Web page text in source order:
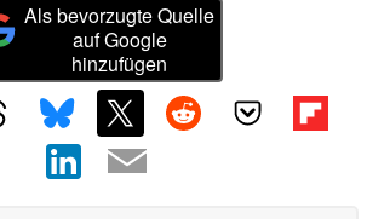
Als bevorzugte Quelle
auf Google
hinzufügen